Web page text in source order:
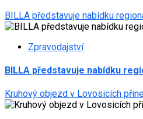
BILLA představuje nabídku
Zpravodajství
BILLA představuje nabídku
Kruhový objezd v Lovosicích